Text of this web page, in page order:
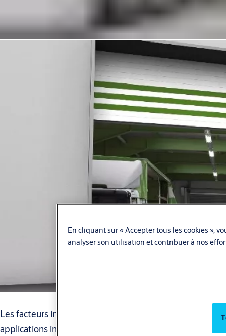
Les facteurs intervenant dans le choix de portes pour
applications industrielles ou d’usine sont assurément
En cliquant sur « Accepter tous les cookies »,
analyser son utilisation et contribuer à nos